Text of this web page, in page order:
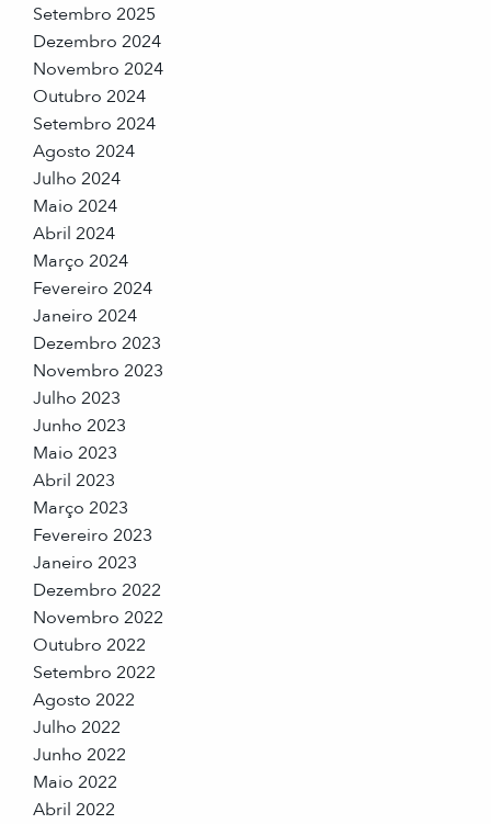
Setembro 2025
Dezembro 2024
Novembro 2024
Outubro 2024
Setembro 2024
Agosto 2024
Julho 2024
Maio 2024
Abril 2024
Março 2024
Fevereiro 2024
Janeiro 2024
Dezembro 2023
Novembro 2023
Julho 2023
Junho 2023
Maio 2023
Abril 2023
Março 2023
Fevereiro 2023
Janeiro 2023
Dezembro 2022
Novembro 2022
Outubro 2022
Setembro 2022
Agosto 2022
Julho 2022
Junho 2022
Maio 2022
Abril 2022